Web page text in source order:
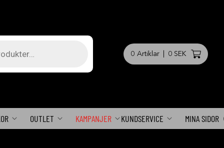
0 Artiklar 0 SEK
OUTLET KAMPANJER KUNDSERVICE MINA SIDOR